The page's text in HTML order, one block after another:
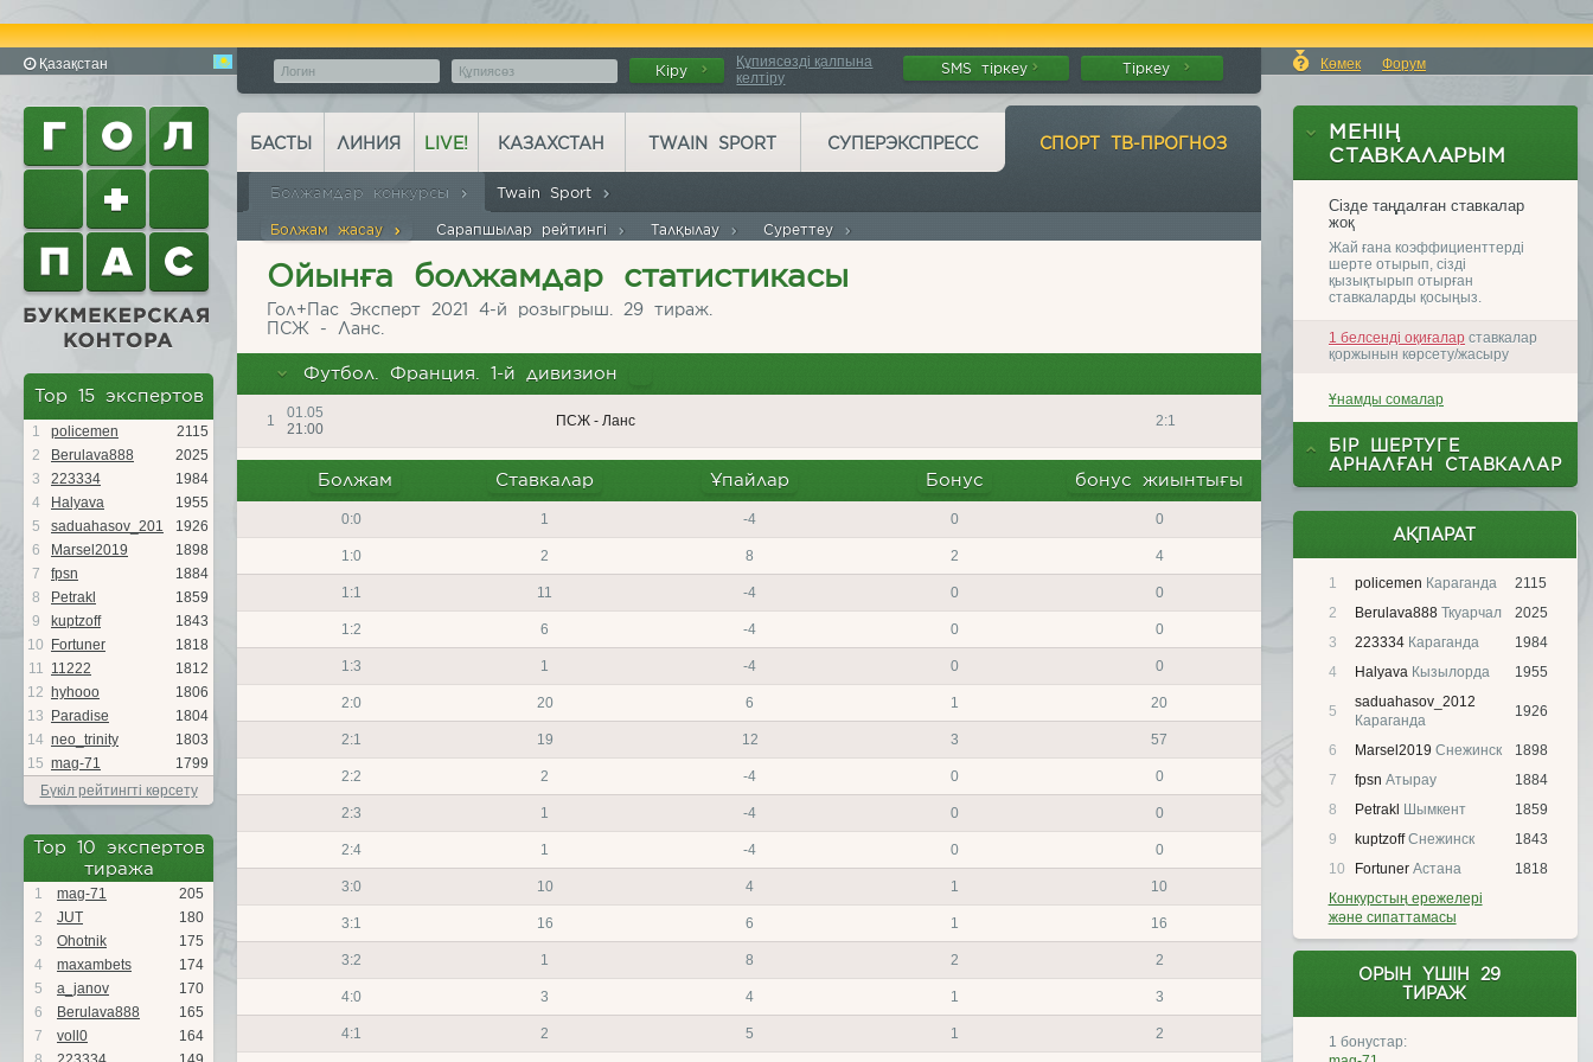
Қазақстан Көмек Форум
Кіру
Құпиясөзді қалпына
келтіру
SMS тіркеу Тіркеу
Top 15 экспертов
1 policemen
2115
2
Berulava888
2025
3
223334
1984
4
Halyava
1955
5
saduahasov_201
1926
6
Marsel2019
1898
7
fpsn
1884
8
Petrakl
1859
9
kuptzoff
1843
10
Fortuner
1818
11 11222
1812
12
hyhooo
1806
13
Paradise
1804
14 neo_trinity
1803
15 mag-71
1799
Бүкіл рейтингті көрсету
Top 10 экспертов
тиража
1 mag-71
205
2
JUT
180
3
Ohotnik
175
4
maxambets
174
5
a_janov
170
6
Berulava888
165
7
voll0
164
АҚПАРАТ
1 policemen Караганда
2115
2
Berulava888Ткуарчал
2025
3
223334Караганда
1984
4
HalyavaКызылорда 1955
5
saduahasov_2012
Караганда
1926
6 Marsel2019 Снежинск
1898
7
fpsn Атырау
1884
8
Petrakl Шымкент
1859
9
kuptzoffСнежинск
1843
10
FortunerАстана
1818
Конкурстың ережелері
және сипаттамасы
ОРЫН ҮШІН 29
ТИРАЖ
1 бонустар:
БАСТЫ ЛИНИЯ LIVE! КАЗАХСТАН TWAIN SPORT СУПЕРЭКСПРЕСС СПОРТ ТВ-ПРОГНОЗ
Болжамдар конкурсы
Болжам жасау Сарапшылар рейтингі Талқылау Суреттеу
Twain Sport
Ойынға болжамдар статистикасы
Гол+Пас Эксперт 2021 4-й розыгрыш. 29 тираж.
ПСЖ - Ланс.
Футбол. Франция. 1-й дивизион
1
01.05
21:00
ПСЖ - Ланс 2:1
Болжам Ставкалар Ұпайлар Бонус бонус жиынтығы
0:0 1 -4 0 0
1:0 2 8 2 4
1:1 11 -4 0 0
1:2 6 -4 0 0
1:3 1 -4 0 0
2:0 20 6 1 20
2:1 19 12 3 57
2:2 2 -4 0 0
2:3 1 -4 0 0
2:4 1 -4 0 0
3:0 10 4 1 10
3:1 16 6 1 16
3:2 1 8 2 2
4:0 3 4 1 3
4:1 2 5 1 2